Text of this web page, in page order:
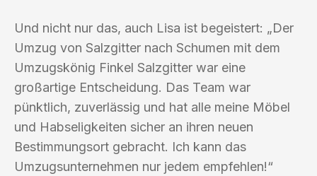
Und nicht nur das, auch Lisa ist begeistert: „Der
Umzug von Salzgitter nach Schumen mit dem
Umzugskönig Finkel Salzgitter war eine
großartige Entscheidung. Das Team war
pünktlich, zuverlässig und hat alle meine Möbel
und Habseligkeiten sicher an ihren neuen
Bestimmungsort gebracht. Ich kann das
Umzugsunternehmen nur jedem empfehlen!“